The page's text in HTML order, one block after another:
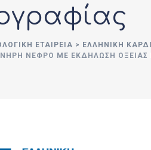
ΕΤΑΙΡΕΊΑ > ΕΛΛΗΝΙΚΗ
ΝΕΦΡΌ ΜΕ ΕΚΔΉΛΩΣΗ ΟΞΕΊΑΣ